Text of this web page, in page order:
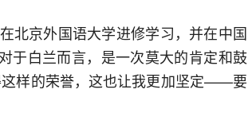
北京外国语大学进修学习，并在中国
于白兰而言，是一次莫大的肯定和鼓
这样的荣誉，这也让我更加坚定——要